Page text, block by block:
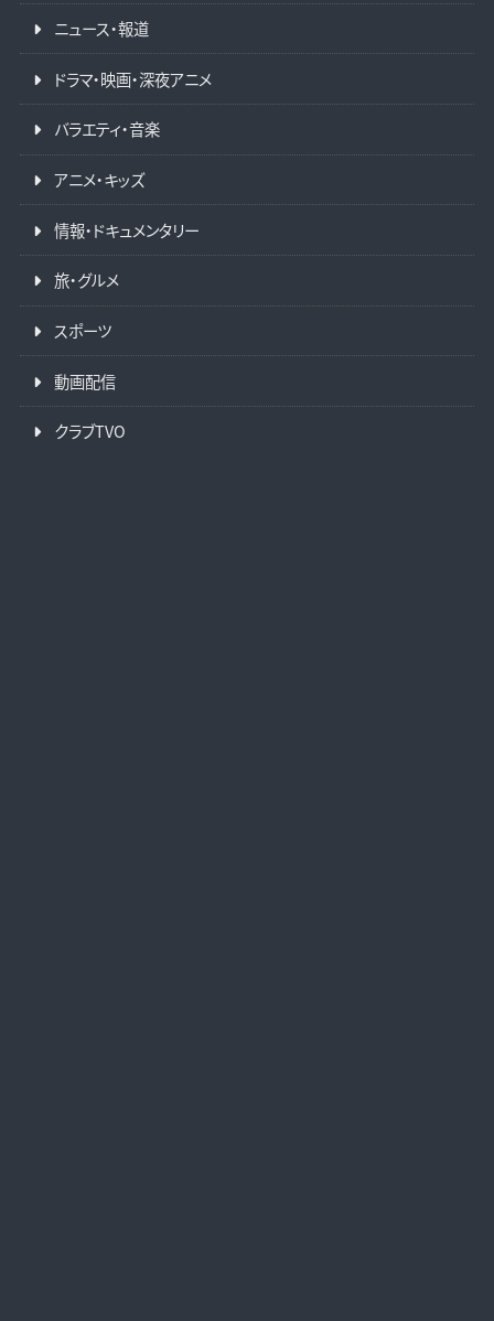
ニュース・報道
ドラマ・映画・深夜アニメ
バラエティ・音楽
アニメ・キッズ
情報・ドキュメンタリー
旅・グルメ
スポーツ
動画配信
クラブTVO